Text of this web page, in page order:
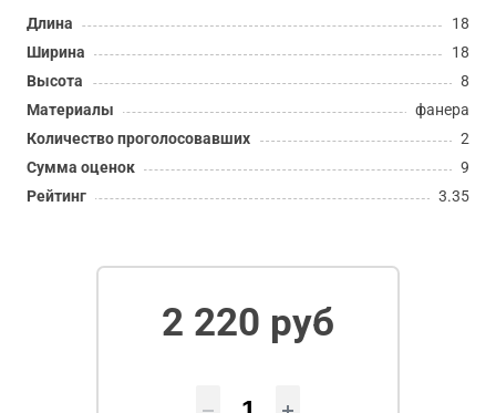
Длина
18
Ширина
18
Высота
8
Материалы
фанера
Количество проголосовавших
2
Сумма оценок
9
Рейтинг
3.35
2 220 руб